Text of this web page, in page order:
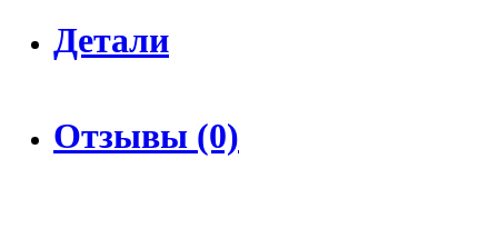
Детали
Отзывы (0)